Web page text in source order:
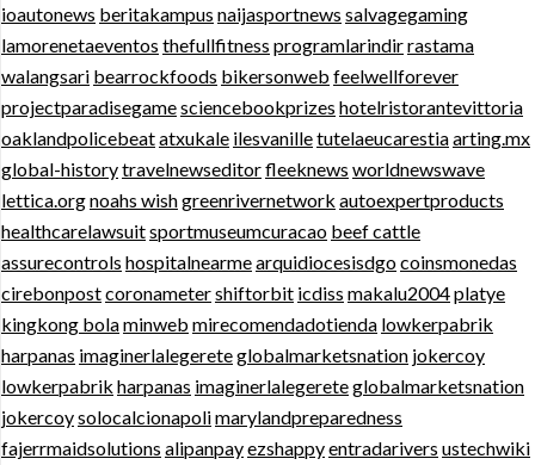
ioautonews beritakampus naijasportnews salvagegaming
lamorenetaeventos thefullfitness programlarindirrastama
walangsari bearrockfoods bikersonweb feelwellforever
projectparadisegamesciencebookprizes hotelristorantevittoria
oaklandpolicebeatatxukale ilesvanilletutelaeucarestiaarting.mx
global-historytravelnewseditorfleeknews worldnewswave
lettica.orgnoahs wishgreenrivernetwork autoexpertproducts
healthcarelawsuitsportmuseumcuracao beef cattle
assurecontrols hospitalnearmearquidiocesisdgocoinsmonedas
cirebonpostcoronametershiftorbit icdiss makalu2004platye
kingkong bolaminweb mirecomendadotienda lowkerpabrik
harpanas imaginerlalegereteglobalmarketsnation jokercoy
lowkerpabrik harpanas imaginerlalegereteglobalmarketsnation
jokercoysolocalcionapolimarylandpreparedness
fajerrmaidsolutions alipanpayezshappyentradarivers ustechwiki